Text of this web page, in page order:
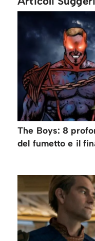
The Boys: 8
del fumetto e il